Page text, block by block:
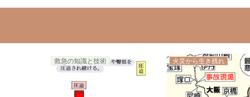
救急の知識と技術 火災から生き残れ